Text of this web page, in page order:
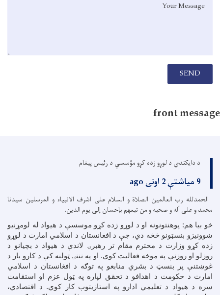
SEND
front message
د دایکندي د لوړو زده کړو مؤسسې د رئیس پیغام
9 میاشتې 2 اونی ago
الحمدلله رب العالمین الصلاة و السلام علی اشرف الانبیاء و المرسلین سیدنا
محمد و علی آله و صحبه و من تبعهم بإحسان إلی یوم الدین.
خو بیا هم: پوهنتونونه او د لوړو زده کړو موسسې د هیواد له لومړنیو
ښوونیزو بنسټونو څخه دي، چې د افغانستان د اسلامي امارت د لوړو
زده کړو وزارت د محترم مقام تر رهبرۍ لاندې د هیواد د بچیانو د
روزلو او روزنې په موخه فعالیت کوي. او په نننۍ ټولنه کې د کارو بار د
غوښتنې پر بنسټ د بشري منابعو په توګه د افغانستان د اسلامي
امارت د حکومت د اهدافو د تحقق لپاره په ټول عزم او استقامت
سره د هیواد د تعلیمي ادارو په استازیتوب کار کوي. د اقتصادي،